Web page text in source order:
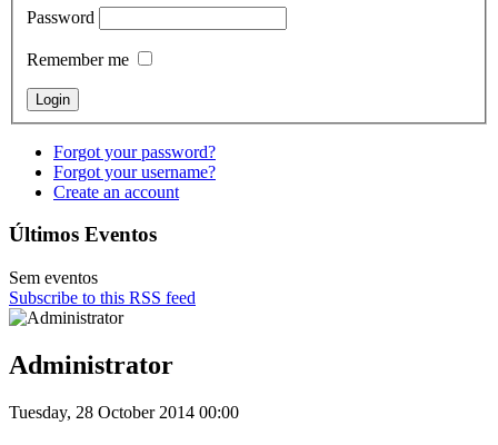
Password
Remember me
Forgot your password?
Forgot your username?
Create an account
Últimos Eventos
Sem eventos
Subscribe to this RSS feed
Administrator
Tuesday, 28 October 2014 00:00